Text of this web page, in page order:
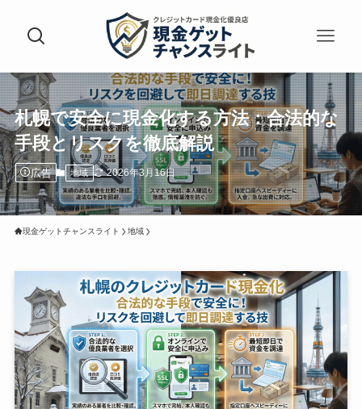
札幌で安全に現金化する方法：合法的な
手段とリスクを徹底解説
広告 地域 2026年3月16日
現金ゲットチャンスライト 地域